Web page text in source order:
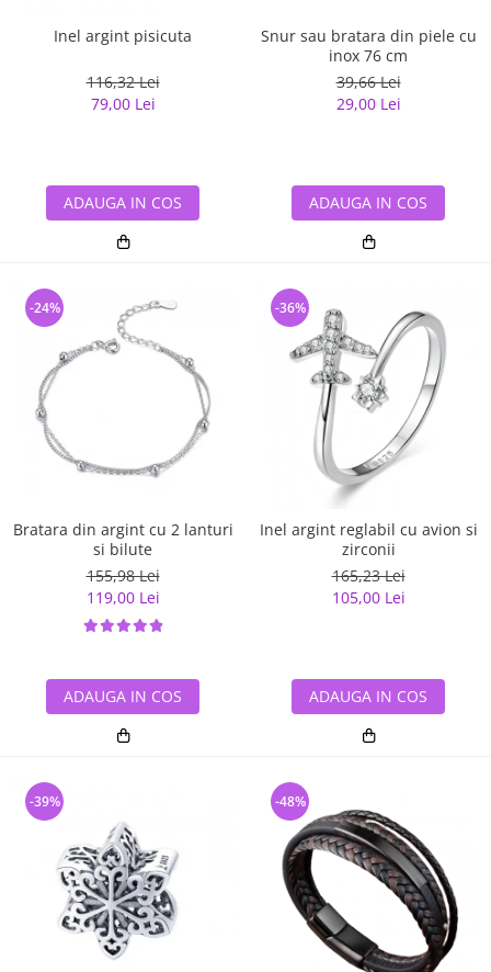
Inel argint pisicuta
116,32 Lei
79,00 Lei
ADAUGA IN COS
Snur sau bratara din piele cu
inox 76 cm
39,66 Lei
29,00 Lei
ADAUGA IN COS
Bratara din argint cu 2 lanturi
si bilute
155,98 Lei
119,00 Lei
-24%
ADAUGA IN COS
Inel argint reglabil cu avion si
zirconii
165,23 Lei
105,00 Lei
-36%
ADAUGA IN COS
-39% -48%